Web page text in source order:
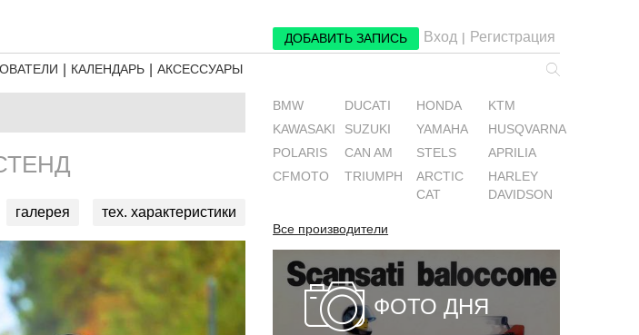
ДОБАВИТЬ ЗАПИСЬ Вход | Регистрация
КАЛЕНДАРЬ АКСЕССУАРЫ
галерея тех. характеристики
BMW DUCATI HONDA
KTM
KAWASAKI
SUZUKI YAMAHA
HUSQVARNA
POLARIS
CAN AM STELS
APRILIA
CFMOTO
TRIUMPH
ARCTIC
CAT
HARLEY
DAVIDSON
Все производители
ФОТО ДНЯ